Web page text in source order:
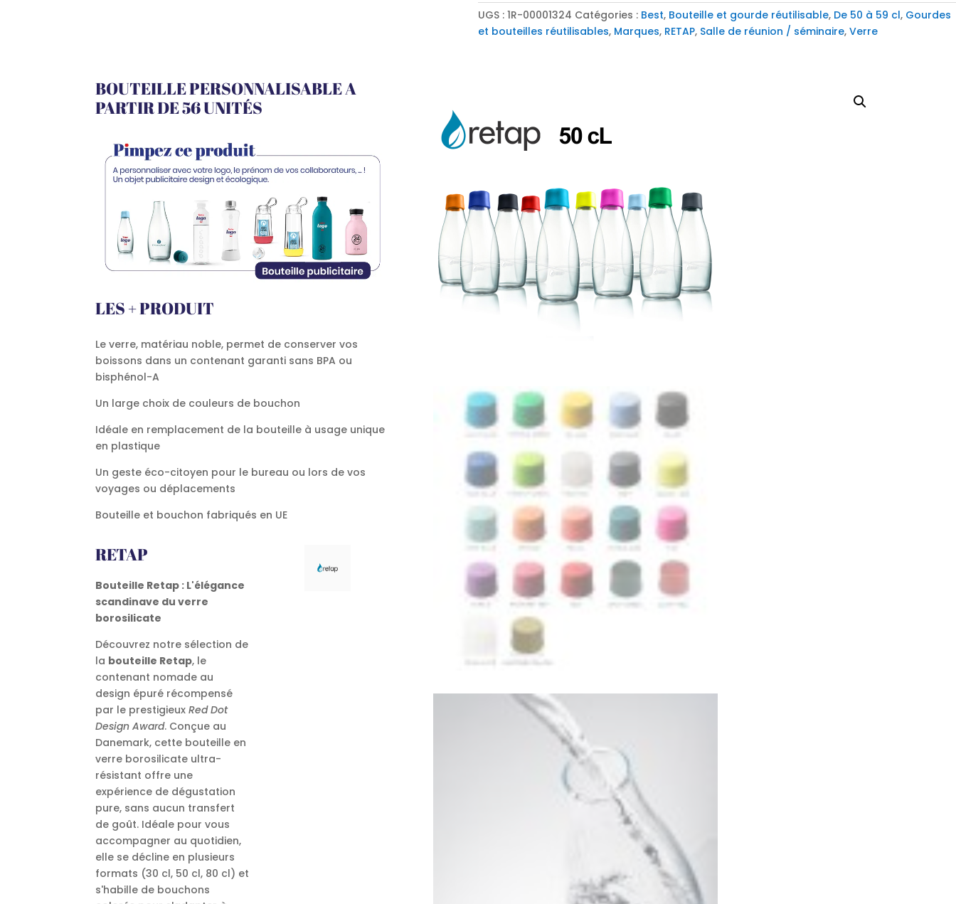
saine
pour
UGS : 1R-00001324 Catégories : Best, Bouteille et gourde réutilisable, De 50 à 59 cl, Gourdes
et bouteilles réutilisables, Marques, RETAP, Salle de réunion / séminaire, Verre
BOUTEILLE PERSONNALISABLE A
PARTIR DE 56 UNITÉS
LES + PRODUIT
Le verre, matériau noble, permet de conserver vos
boissons dans un contenant garanti sans BPA ou
bisphénol-A
Un large choix de couleurs de bouchon
Idéale en remplacement de la bouteille à usage unique
en plastique
Un geste éco-citoyen pour le bureau ou lors de vos
voyages ou déplacements
Bouteille et bouchon fabriqués en UE
RETAP
Bouteille Retap : L'élégance
scandinave du verre
borosilicate
Découvrez notre sélection de
la bouteille Retap, le
contenant nomade au
design épuré récompensé
par le prestigieuxRed Dot
Design Award. Conçue au
Danemark, cette bouteille en
verre borosilicate ultra-
résistant offre une
expérience de dégustation
pure, sans aucun transfert
de goût. Idéale pour vous
accompagner au quotidien,
elle se décline en plusieurs
formats (30 cl, 50 cl, 80 cl) et
s'habille de bouchons